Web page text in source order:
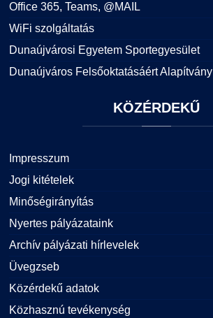
Office 365, Teams, @MAIL
WiFi szolgáltatás
Dunaújvárosi Egyetem Sportegyesület
Dunaújváros Felsőoktatásáért Alapítvány
KÖZÉRDEKŰ
Impresszum
Jogi kitételek
Minőségirányítás
Nyertes pályázataink
Archív pályázati hírlevelek
Üvegzseb
Közérdekű adatok
Közhasznú tevékenység